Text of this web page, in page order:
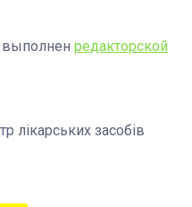
редакторской
лікарських засобів